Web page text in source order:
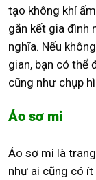
tạo không khí
gắn kết gia đình
nghĩa. Nếu
gian, bạn có thể
cũng như chụp
Áo sơ mi
Áo sơ mi là
như ai cũng có